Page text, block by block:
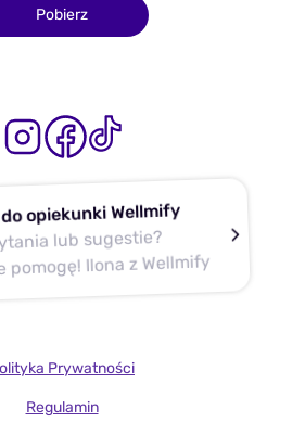
Pobierz
opiekunki Wellmify
lub sugestie?
pomogę! Ilona z Wellmify
Prywatności
Regulamin